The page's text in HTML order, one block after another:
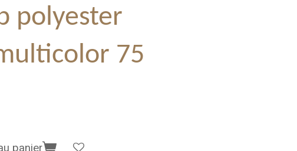
polyester
75
panier